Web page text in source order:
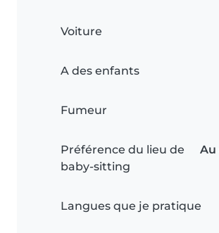
Voiture
A des enfants
Fumeur
Préférence du lieu de
baby-sitting
Au
Langues que je pratique